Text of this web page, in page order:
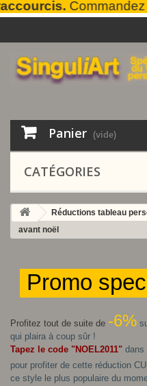
Commandez
Panier (vide)
CATÉGORIES
Réductions tableau
avant noël
Promo
Profitez tout de suite de -6%
qui plaira à coup sûr !
Tapez le code "NOEL2011" dans
pour profiter de cette réduction
ce style le plus populaire du